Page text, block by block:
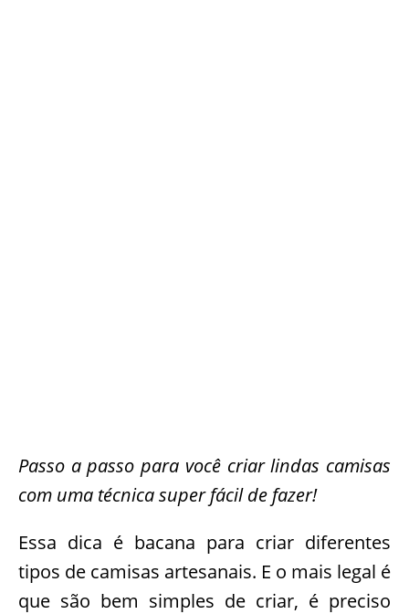
Passo a passo para você criar lindas camisas
com uma técnica super fácil de fazer!
Essa dica é bacana para criar diferentes
tipos de camisas artesanais. E o mais legal é
que são bem simples de criar, é preciso